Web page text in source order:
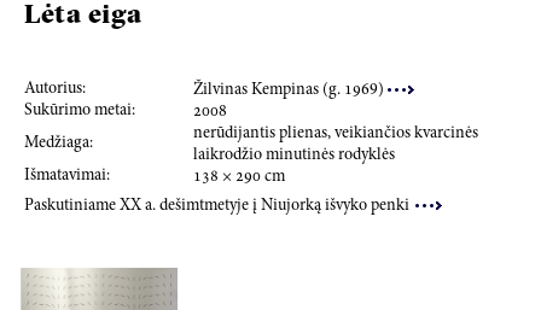
Lėta eiga
Autorius: Žilvinas Kempinas (g. 1969)
Sukūrimo metai:
2008
Medžiaga:
nerūdijantis plienas, veikiančios kvarcinės
laikrodžio minutinės rodyklės
Išmatavimai:
138 × 290 cm
Paskutiniame XX a. dešimtmetyje į Niujorką išvyko penki